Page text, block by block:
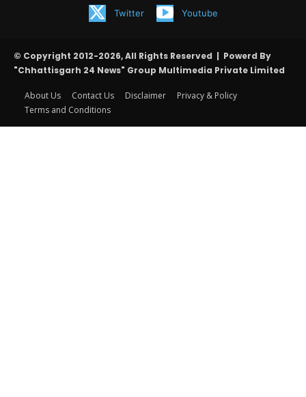
Twitter Youtube
© Copyright 2012-2026, All Rights Reserved | Powerd By
"Chhattisgarh 24 News" Group Multimedia Private Limited
About Us Contact Us Disclaimer
Privacy & Policy
Terms and Conditions